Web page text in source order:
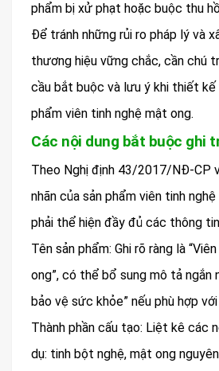
phẩm bị xử phạt hoặc buộc thu
Để tránh những rủi ro pháp lý và
thương hiệu vững chắc, cần chú
cầu bắt buộc và lưu ý khi thiết kế
phẩm viên tinh nghệ mật ong.
Các nội dung bắt buộc ghi
Theo Nghị định 43/2017/NĐ-CP
nhãn của sản phẩm viên tinh
phải thể hiện đầy đủ các thông
Tên sản phẩm: Ghi rõ ràng là
ong”, có thể bổ sung mô tả ngắn
bảo vệ sức khỏe” nếu phù hợp
Thành phần cấu tạo: Liệt kê các
dụ: tinh bột nghệ, mật ong